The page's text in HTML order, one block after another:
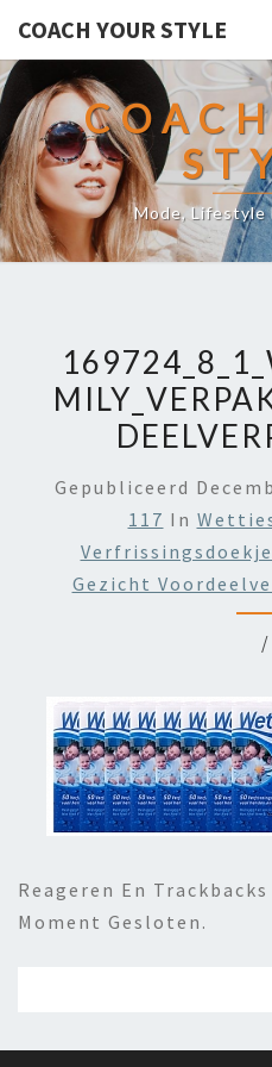
COACH YOUR STYLE
Mode, Lifestyle
Gepubliceerd
117 In
Gezicht
/
Reageren En
Moment Gesloten.